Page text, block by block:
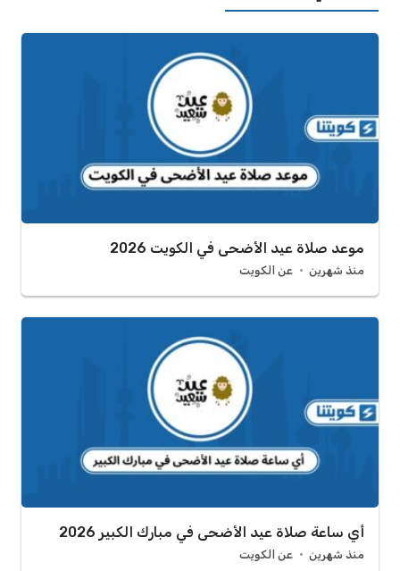
موعد صلاة عيد الأضحى في الكويت 2026
منذ شهرين عن الكويت
أي ساعة صلاة عيد الأضحى في مبارك الكبير 2026
منذ شهرين عن الكويت